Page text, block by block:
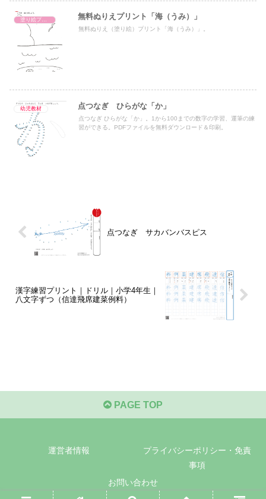
無料ぬりえプリント「海（うみ）」
無料ぬりえ（塗り絵）プリント「海（うみ）」。
幼児教材 点つなぎ ひらがな「か」
点つなぎ ひらがな「か」。1から100までの数字の学習、運筆の練
習ができる。PDFファイルを無料ダウンロード＆印刷。
点つなぎ サカバンバスピス
漢字練習プリント｜ドリル｜小学4年生｜
八文字ずつ（信達飛席建菜例料）
PAGE TOP
運営者情報
プライバシーポリシー・免責
事項
お問い合わせ